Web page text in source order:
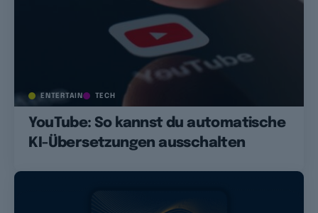
ENTERTAIN TECH
YouTube: So kannst du automatische
KI-Übersetzungen ausschalten